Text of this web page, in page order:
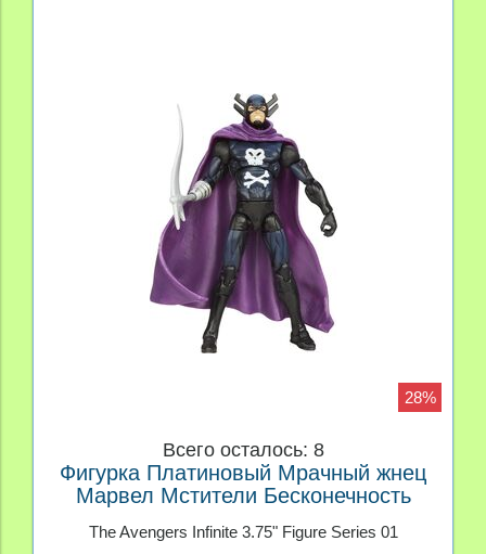
28%
Всего осталось: 8
Фигурка Платиновый Мрачный жнец
Марвел Мстители Бесконечность
The Avengers Infinite 3.75" Figure Series 01